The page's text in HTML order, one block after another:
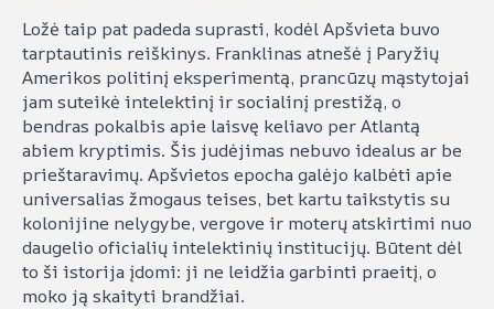
Ložė taip pat padeda suprasti, kodėl Apšvieta buvo
tarptautinis reiškinys. Franklinas atnešė į Paryžių
Amerikos politinį eksperimentą, prancūzų mąstytojai
jam suteikė intelektinį ir socialinį prestižą, o
bendras pokalbis apie laisvę keliavo per Atlantą
abiem kryptimis. Šis judėjimas nebuvo idealus ar be
prieštaravimų. Apšvietos epocha galėjo kalbėti apie
universalias žmogaus teises, bet kartu taikstytis su
kolonijine nelygybe, vergove ir moterų atskirtimi nuo
daugelio oficialių intelektinių institucijų. Būtent dėl
to ši istorija įdomi: ji ne leidžia garbinti praeitį, o
moko ją skaityti brandžiai.